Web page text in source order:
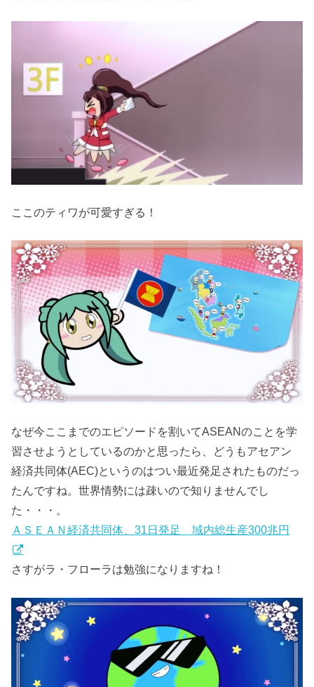
ここのティワが可愛すぎる！
なぜ今ここまでのエピソードを割いてASEANのことを学
習させようとしているのかと思ったら、どうもアセアン
経済共同体(AEC)というのはつい最近発足されたものだっ
たんですね。世界情勢には疎いので知りませんでし
た・・・。
ＡＳＥＡＮ経済共同体、31日発足 域内総生産300兆円
さすがラ・フローラは勉強になりますね！